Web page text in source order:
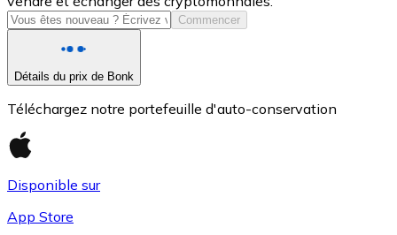
USDC
Commencer
Détails du prix de Bonk
Téléchargez notre portefeuille d'auto-conservation
Disponible sur
App Store